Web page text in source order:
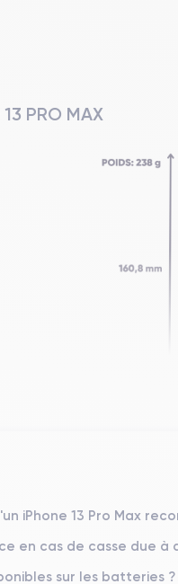
13 PRO MAX
iPhone 13 Pro Max
en cas de casse due à
sur les batteries ?